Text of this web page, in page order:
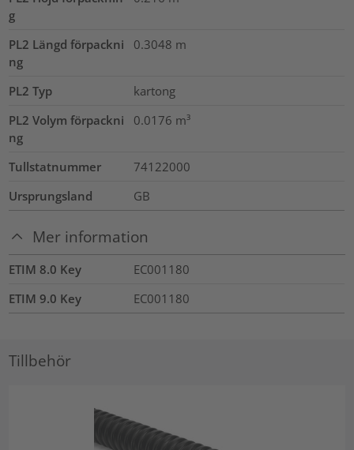
g
PL2 Längd förpackni
ng
0.3048 m
PL2 Typ
kartong
PL2 Volym förpackni
ng
0.0176 m³
Tullstatnummer
74122000
Ursprungsland
GB
Mer information
ETIM 8.0 Key
EC001180
ETIM 9.0 Key
EC001180
Tillbehör